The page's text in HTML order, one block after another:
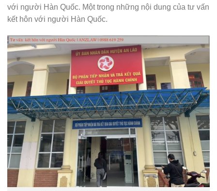
với người Hàn Quốc. Một trong những nội dung của tư vấn
kết hôn với người Hàn Quốc.